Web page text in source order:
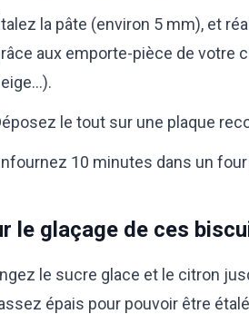
la pâte (environ 5 mm), et
aux emporte-pièce de votre
le tout sur une plaque
10 minutes dans un
le glaçage de ces
le sucre glace et le citron
épais pour pouvoir être